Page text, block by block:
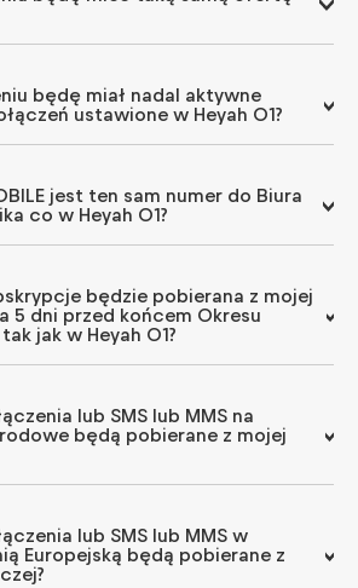
będę miał nadal aktywne
ustawione w Heyah 01?
jest ten sam numer do Biura
co w Heyah 01?
będzie pobierana z mojej
5 dni przed końcem Okresu
jak w Heyah 01?
lub SMS lub MMS na
będą pobierane z mojej
lub SMS lub MMS w
Europejską będą pobierane z